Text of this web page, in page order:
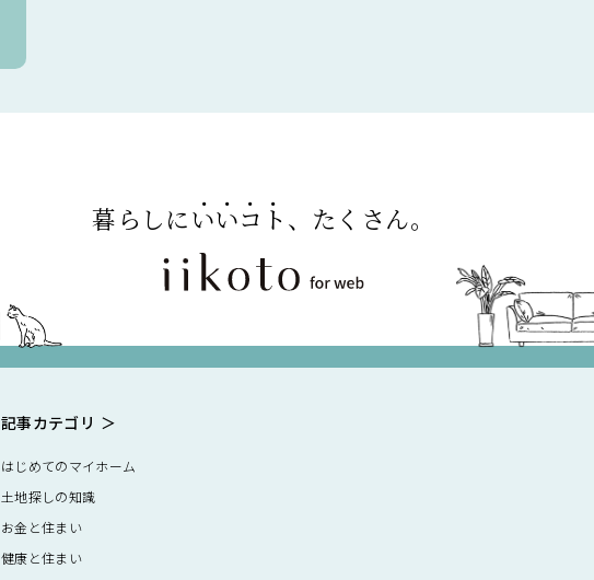
暮らしにいいコト、たくさん。
記事カテゴリ
はじめてのマイホーム
土地探しの知識
お金と住まい
健康と住まい